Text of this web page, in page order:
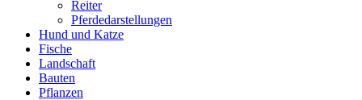
Reiter
Pferdedarstellungen
Hund und Katze
Fische
Landschaft
Bauten
Pflanzen